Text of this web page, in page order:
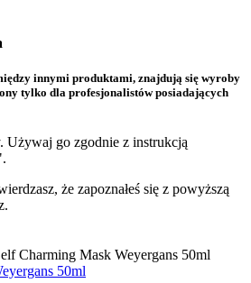
innymi produktami, znajdują się wyroby
tylko dla profesjonalistów posiadających
Używaj go zgodnie z instrukcją
że zapoznałeś się z powyższą
Charming Mask Weyergans 50ml